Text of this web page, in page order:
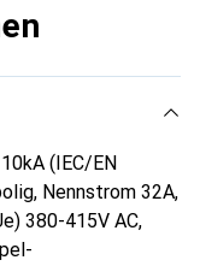
(IEC/EN
Nennstrom 32A,
380-415V AC,